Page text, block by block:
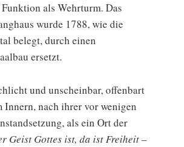
als Wehrturm. Das
wurde 1788, wie die
belegt, durch einen
ersetzt.
und unscheinbar, offenbart
nach ihrer vor wenigen
als ein Ort der
Geist Gottes ist, da ist Freiheit–